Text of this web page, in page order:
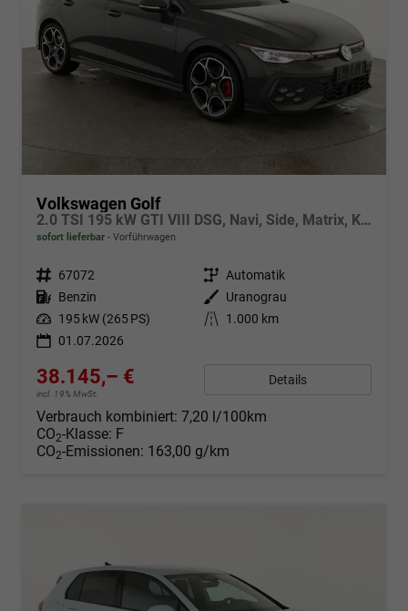
Volkswagen Golf
2.0 TSI 195 kW GTI VIII DSG, Navi, Side, Matrix, Kamera, Winter, 19-Zoll
sofort lieferbar Vorführwagen
Fahrzeugnr. 67072 Getriebe Automatik
Kraftstoff Benzin Außenfarbe
Uranograu
Leistung 195 kW (265 PS) Kilometerstand
1.000 km
01.07.2026
38.145,– €
incl. 19% MwSt.
Details
Verbrauch kombiniert: 7,20 l/100km
CO2-Klasse: F
CO2-Emissionen: 163,00 g/km